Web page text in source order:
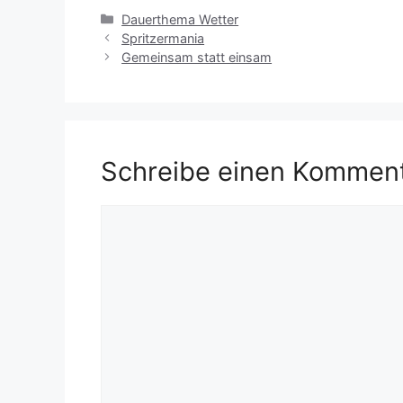
Kategorien
Dauerthema Wetter
Spritzermania
Gemeinsam statt einsam
Schreibe einen